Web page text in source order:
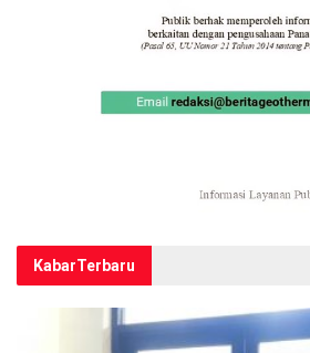
KabarTerbaru